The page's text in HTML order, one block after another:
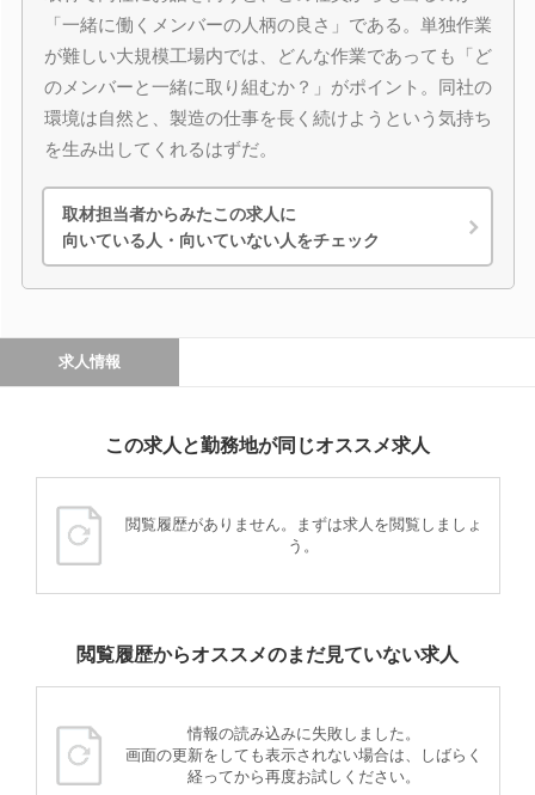
「一緒に働くメンバーの人柄の良さ」である。単独作業
が難しい大規模工場内では、どんな作業であっても「ど
のメンバーと一緒に取り組むか？」がポイント。同社の
環境は自然と、製造の仕事を長く続けようという気持ち
を生み出してくれるはずだ。
取材担当者からみたこの求人に
向いている人・向いていない人をチェック
求人情報
この求人と勤務地が同じオススメ求人
閲覧履歴がありません。まずは求人を閲覧しましょ
う。
閲覧履歴からオススメのまだ見ていない求人
情報の読み込みに失敗しました。
画面の更新をしても表示されない場合は、しばらく
経ってから再度お試しください。